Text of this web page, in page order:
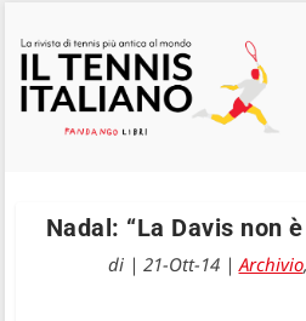
Nadal: “La Davis non
di | 21-Ott-14|Archivio,